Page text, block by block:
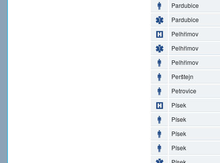
Pardubice
Pardubice
Pelhřimov
Pelhřimov
Pelhřimov
Perštejn
Petrovice
Písek
Písek
Písek
Písek